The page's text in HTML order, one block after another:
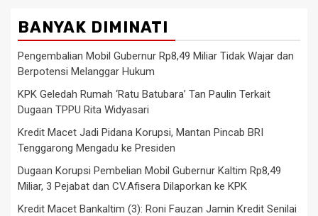
BANYAK DIMINATI
Pengembalian Mobil Gubernur Rp8,49 Miliar Tidak Wajar dan
Berpotensi Melanggar Hukum
KPK Geledah Rumah ‘Ratu Batubara’ Tan Paulin Terkait
Dugaan TPPU Rita Widyasari
Kredit Macet Jadi Pidana Korupsi, Mantan Pincab BRI
Tenggarong Mengadu ke Presiden
Dugaan Korupsi Pembelian Mobil Gubernur Kaltim Rp8,49
Miliar, 3 Pejabat dan CV.Afisera Dilaporkan ke KPK
Kredit Macet Bankaltim (3): Roni Fauzan Jamin Kredit Senilai